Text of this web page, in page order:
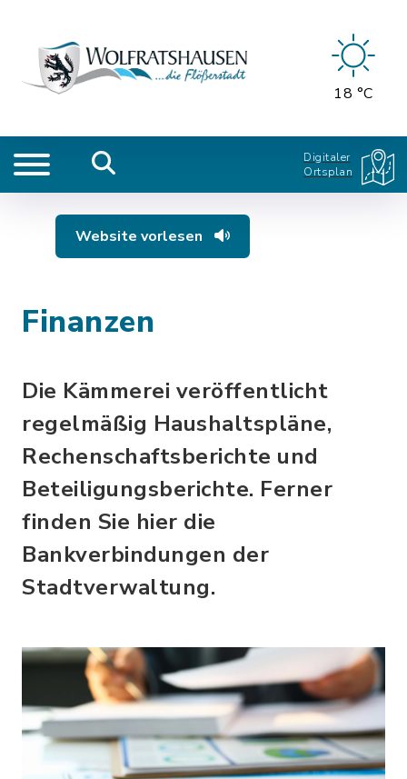
18 °C
Digitaler
Ortsplan
Website vorlesen
Finanzen
Die Kämmerei veröffentlicht
regelmäßig Haushaltspläne,
Rechenschaftsberichte und
Beteiligungsberichte. Ferner
finden Sie hier die
Bankverbindungen der
Stadtverwaltung.